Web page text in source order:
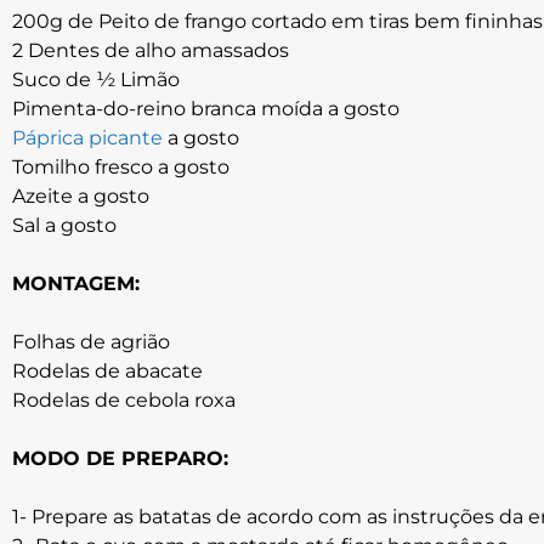
200g de Peito de frango cortado em tiras bem fininhas
2 Dentes de alho amassados
Suco de ½ Limão
Pimenta-do-reino branca moída a gosto
Páprica picante a gosto
Tomilho fresco a gosto
Azeite a gosto
Sal a gosto
MONTAGEM:
Folhas de agrião
Rodelas de abacate
Rodelas de cebola roxa
MODO DE PREPARO:
1- Prepare as batatas de acordo com as instruções da